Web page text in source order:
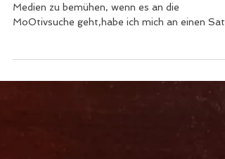
Ahoyhoy! Anstatt wie gewohnt die degitalen
MoOtivsuche geht,habe ich mich an einen Satz